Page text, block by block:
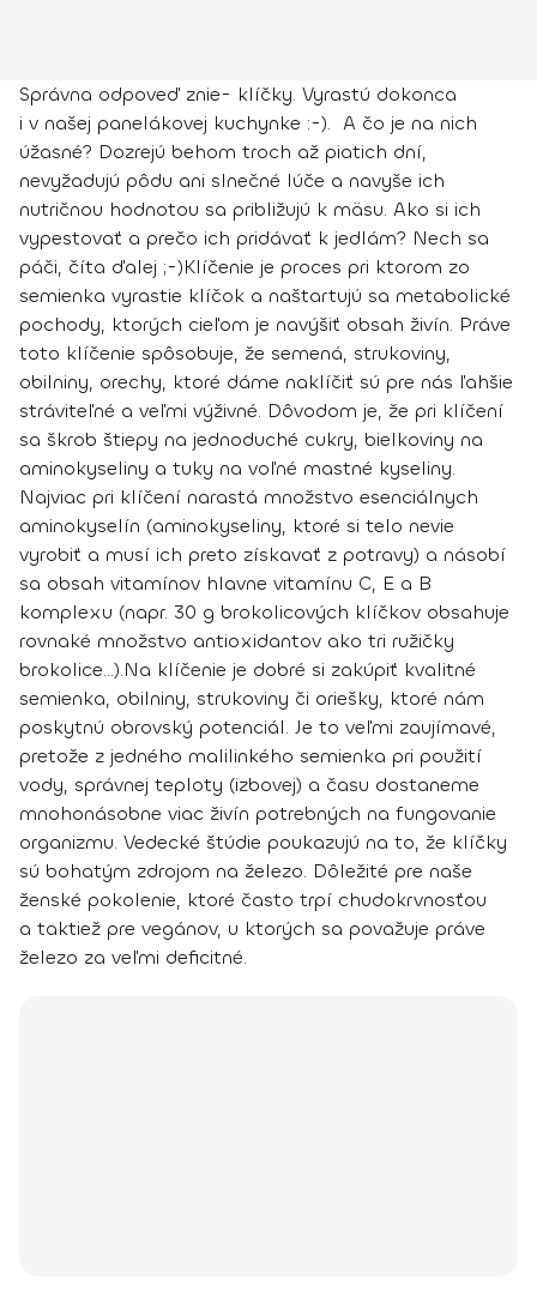
Správna odpoveď znie- klíčky. Vyrastú dokonca
i v našej panelákovej kuchynke :-). A čo je na nich
úžasné? Dozrejú behom troch až piatich dní,
nevyžadujú pôdu ani slnečné lúče a navyše ich
nutričnou hodnotou sa približujú k mäsu. Ako si ich
vypestovať a prečo ich pridávať k jedlám? Nech sa
páči, číta ďalej ;-)Klíčenie je proces pri ktorom zo
semienka vyrastie klíčok a naštartujú sa metabolické
pochody, ktorých cieľom je navýšiť obsah živín. Práve
toto klíčenie spôsobuje, že semená, strukoviny,
obilniny, orechy, ktoré dáme naklíčiť sú pre nás ľahšie
stráviteľné a veľmi výživné. Dôvodom je, že pri klíčení
sa škrob štiepy na jednoduché cukry, bielkoviny na
aminokyseliny a tuky na voľné mastné kyseliny.
Najviac pri klíčení narastá množstvo esenciálnych
aminokyselín (aminokyseliny, ktoré si telo nevie
vyrobiť a musí ich preto získavať z potravy) a násobí
sa obsah vitamínov hlavne vitamínu C, E a B
komplexu (napr. 30 g brokolicových klíčkov obsahuje
rovnaké množstvo antioxidantov ako tri ružičky
brokolice...).Na klíčenie je dobré si zakúpiť kvalitné
semienka, obilniny, strukoviny či oriešky, ktoré nám
poskytnú obrovský potenciál. Je to veľmi zaujímavé,
pretože z jedného malilinkého semienka pri použití
vody, správnej teploty (izbovej) a času dostaneme
mnohonásobne viac živín potrebných na fungovanie
organizmu. Vedecké štúdie poukazujú na to, že klíčky
sú bohatým zdrojom na železo. Dôležité pre naše
ženské pokolenie, ktoré často trpí chudokrvnosťou
a taktiež pre vegánov, u ktorých sa považuje práve
železo za veľmi deficitné.